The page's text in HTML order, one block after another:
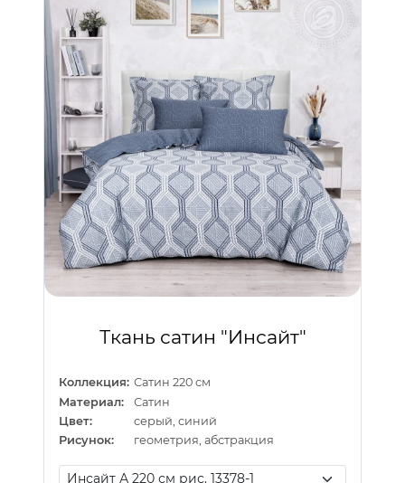
Ткань сатин "Инсайт"
Коллекция: Сатин 220 см
Материал:
Сатин
Цвет:
серый, синий
Рисунок:
геометрия, абстракция